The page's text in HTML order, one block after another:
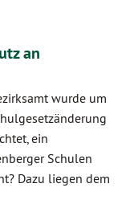
an
wurde um
ein
Schulen
Dazu liegen dem